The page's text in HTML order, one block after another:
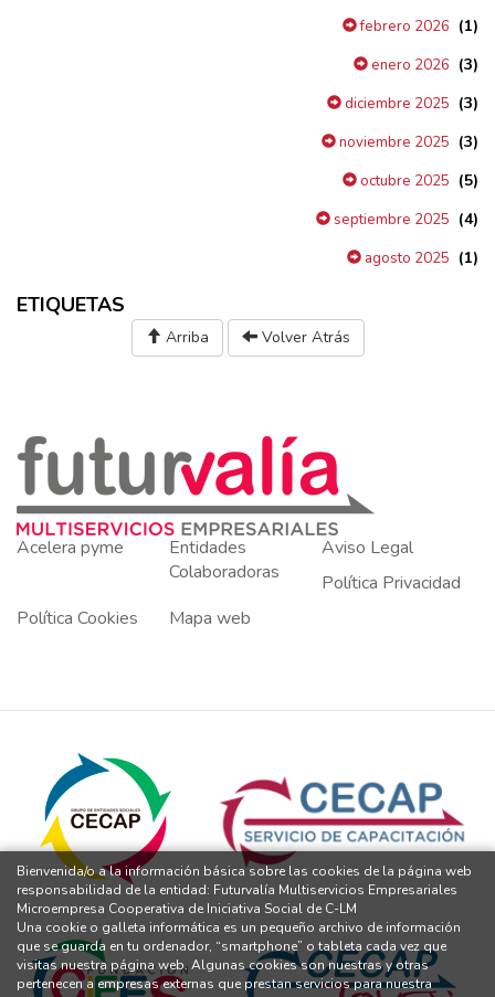
febrero 2026 (1)
enero 2026 (3)
diciembre 2025 (3)
noviembre 2025 (3)
octubre 2025 (5)
septiembre 2025 (4)
agosto 2025 (1)
ETIQUETAS
Arriba Volver Atrás
Acelera pyme
Entidades
Colaboradoras
Aviso Legal
Política Privacidad
Política Cookies
Mapa web
Bienvenida/o a la información básica sobre las cookies de la página web
responsabilidad de la entidad: Futurvalía Multiservicios Empresariales
Microempresa Cooperativa de Iniciativa Social de C-LM
Una cookie o galleta informática es un pequeño archivo de información
que se guarda en tu ordenador, “smartphone” o tableta cada vez que
visitas nuestra página web. Algunas cookies son nuestras y otras
pertenecen a empresas externas que prestan servicios para nuestra